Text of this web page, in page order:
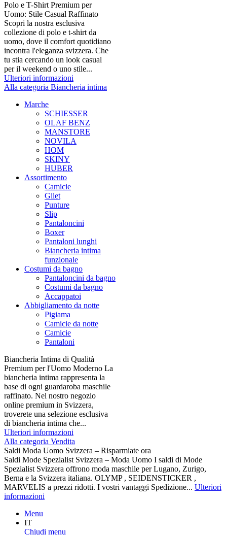
Polo e T-Shirt Premium per
Uomo: Stile Casual Raffinato
Scopri la nostra esclusiva
collezione di polo e t-shirt da
uomo, dove il comfort quotidiano
incontra l'eleganza svizzera. Che
tu stia cercando un look casual
per il weekend o uno stile...
Ulteriori informazioni
Alla categoria Biancheria intima
Marche
SCHIESSER
OLAF BENZ
MANSTORE
NOVILA
HOM
SKINY
HUBER
Assortimento
Camicie
Gilet
Punture
Slip
Pantaloncini
Boxer
Pantaloni lunghi
Biancheria intima
funzionale
Costumi da bagno
Pantaloncini da bagno
Costumi da bagno
Accappatoi
Abbigliamento da notte
Pigiama
Camicie da notte
Camicie
Pantaloni
Biancheria Intima di Qualità
Premium per l'Uomo Moderno La
biancheria intima rappresenta la
base di ogni guardaroba maschile
raffinato. Nel nostro negozio
online premium in Svizzera,
troverete una selezione esclusiva
di biancheria intima che...
Ulteriori informazioni
Alla categoria Vendita
Saldi Moda Uomo Svizzera – Risparmiate ora
Saldi Mode Spezialist Svizzera – Moda Uomo I saldi di Mode
Spezialist Svizzera offrono moda maschile per Lugano, Zurigo,
Berna e la Svizzera italiana. OLYMP , SEIDENSTICKER ,
MARVELIS a prezzi ridotti. I vostri vantaggi Spedizione... Ulteriori
informazioni
Menu
IT
Chiudi menu